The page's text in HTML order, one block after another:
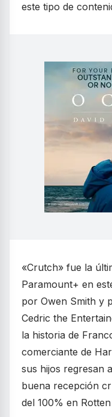
este tipo de
«Crutch» fue la
Paramount+ en
por Owen Smith y
Cedric the
la historia de
comerciante de
sus hijos regresan
buena recepción
del 100% en